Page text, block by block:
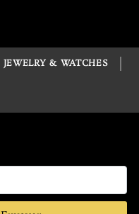
JEWELRY & WATCHES